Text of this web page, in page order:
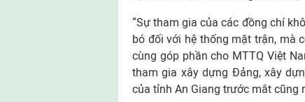
“Sự tham gia của các đồng chí
bó đối với hệ thống mặt trận, mà
cùng góp phần cho MTTQ Việt
tham gia xây dựng Đảng, xây
của tỉnh An Giang trước mắt cũng